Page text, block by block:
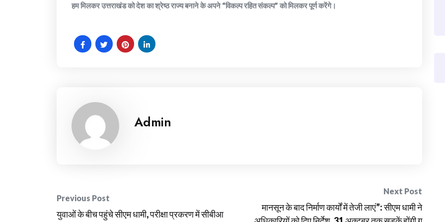
हम मिलकर उत्तराखंड को देश का श्रेष्ठ राज्य बनाने के अपने “विकल्प रहित संकल्प” को मिलकर पूर्ण करेंगे।
Admin
Post
Previous Post
युवाओं के बीच पहुंचे सीएम धामी, परीक्षा प्रकरण में सीबीआ
Next Post
मानसून के बाद निर्माण कार्यों में तेजी लाएं”: सीएम धामी ने